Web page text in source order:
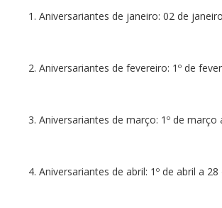
Aniversariantes de janeiro: 02 de
Aniversariantes de fevereiro: 1º de
Aniversariantes de março: 1º de março
Aniversariantes de abril: 1º de abril a